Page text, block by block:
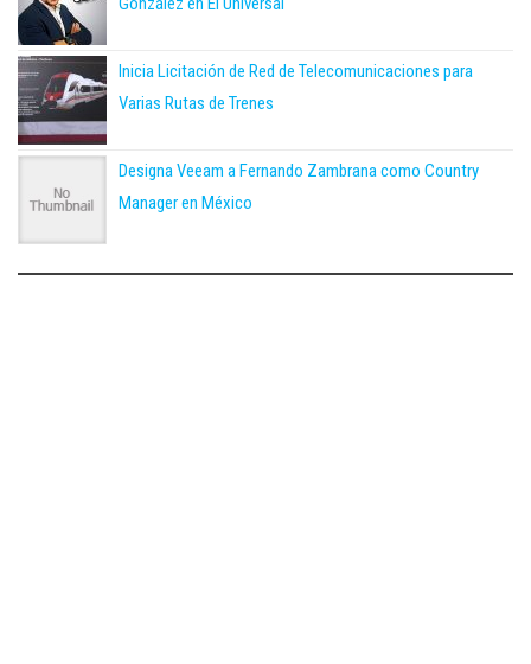
Inicia Licitación de Red de Telecomunicaciones para
Varias Rutas de Trenes
Designa Veeam a Fernando Zambrana como Country
Manager en México